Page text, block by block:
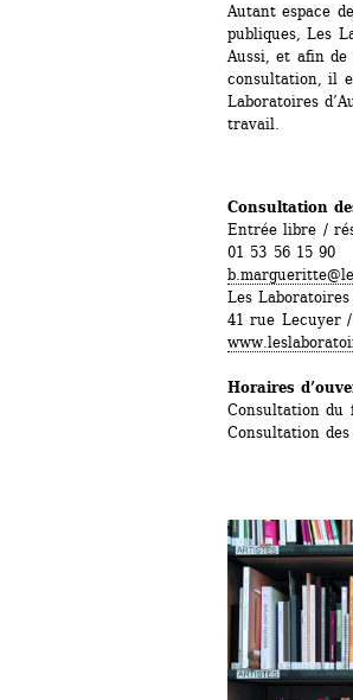
Autant espace
publiques, Les
Aussi, et afin de
consultation, il
Laboratoires
travail.
Consultation
Entrée libre /
01 53 56 15 90
Les
41 rue Lecuyer
Horaires
Consultation du
Consultation